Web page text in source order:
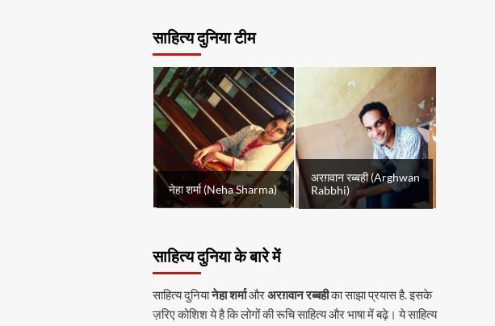
साहित्य दुनिया टीम
नेहा शर्मा (Neha Sharma)
अरग़वान रब्बही (Arghwan
Rabbhi)
साहित्य दुनिया के बारे में
साहित्य दुनियानेहा शर्माऔरअरग़वान रब्बहीका साझा प्रयास है. इसके
ज़रिए कोशिश ये है कि लोगों की रूचि साहित्य और भाषा में बढ़े। ये साहित्य